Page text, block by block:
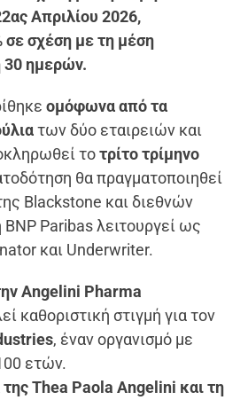
Απριλίου 2026,
σε σχέση με τη μέση
30 ημερών.
ομόφωνα από τα
των δύο εταιρειών και
τοτρίτο τρίμηνο
θα πραγματοποιηθεί
Blackstone και διεθνών
Paribas λειτουργεί ως
και Underwriter.
Angelini Pharma
καθοριστική στιγμή για τον
, έναν οργανισμό με
ετών.
Thea Paola Angelini και τη